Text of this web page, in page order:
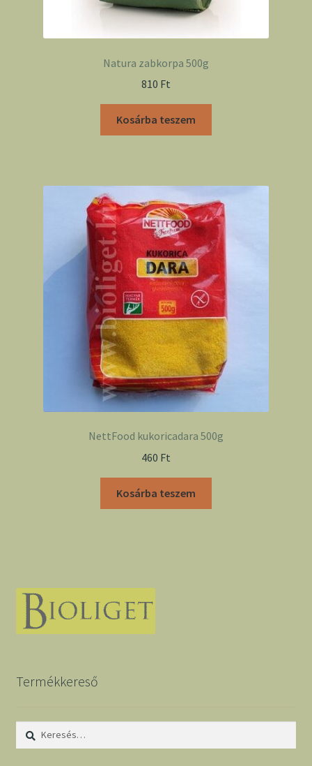
Natura zabkorpa 500g
810 Ft
Kosárba teszem
NettFood kukoricadara 500g
460 Ft
Kosárba teszem
Termékkereső
Keresés: